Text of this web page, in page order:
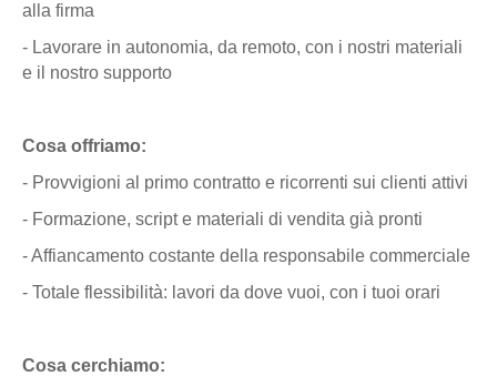
alla firma
- Lavorare in autonomia, da remoto, con i nostri materiali
e il nostro supporto
Cosa offriamo:
- Provvigioni al primo contratto e ricorrenti sui clienti attivi
- Formazione, script e materiali di vendita già pronti
- Affiancamento costante della responsabile commerciale
- Totale flessibilità: lavori da dove vuoi, con i tuoi orari
Cosa cerchiamo: